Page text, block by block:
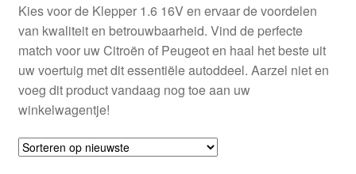
Kies voor de Klepper 1.6 16V en ervaar de voordelen
van kwaliteit en betrouwbaarheid. Vind de perfecte
match voor uw Citroën of Peugeot en haal het beste uit
uw voertuig met dit essentiële autoddeel. Aarzel niet en
voeg dit product vandaag nog toe aan uw
winkelwagentje!